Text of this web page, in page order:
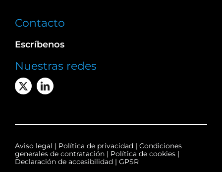
Contacto
Escríbenos
Nuestras redes
Aviso legal | Política de privacidad | Condiciones
generales de contratación| Política de cookies|
Declaración de accesibilidad| GPSR